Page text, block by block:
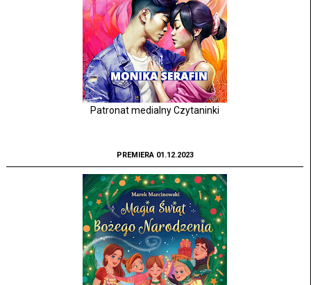
Patronat medialny Czytaninki
PREMIERA 01.12.2023